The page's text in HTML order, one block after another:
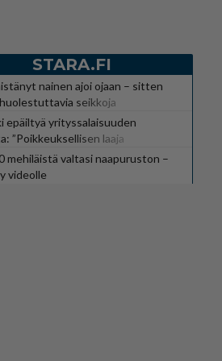
STARA.FI
nainen ajoi ojaan – sitten
seikkoja
epäiltyä yrityssalaisuuden
”Poikkeuksellisen laaja
mehiläistä valtasi naapuruston –
videolle